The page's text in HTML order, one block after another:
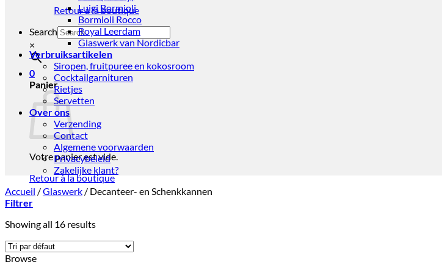
Retour à la boutique
Search
×
0
Panier
Votre panier est vide.
Retour à la boutique
Luigi Bormioli
Bormioli Rocco
Royal Leerdam
Glaswerk van Nordicbar
Verbruiksartikelen
Siropen, fruitpuree en kokosroom
Cocktailgarnituren
Rietjes
Servetten
Over ons
Verzending
Contact
Algemene voorwaarden
Privacybeleid
Zakelijke klant?
Accueil /Glaswerk / Decanteer- en Schenkkannen
Filtrer
Showing all 16 results
Browse